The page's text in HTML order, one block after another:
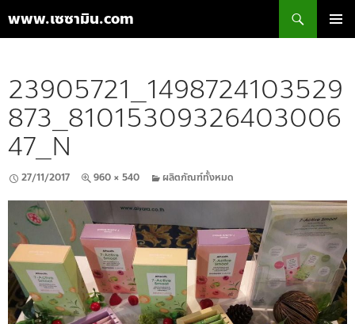
www.เซซามิน.com
เนื้อหา
23905721_1498724103529
873_81015309326403006
47_N
27/11/2017 960 × 540 ผลิตภัณฑ์ทั้งหมด